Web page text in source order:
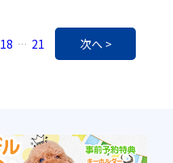
18 … 21 次へ >